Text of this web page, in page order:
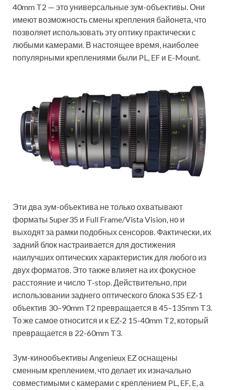
40mm T2 — это универсальные зум-объективы. Они
имеют возможность смены крепления байонета, что
позволяет использовать эту оптику практически с
любыми камерами. В настоящее время, наиболее
популярными креплениями были PL, EF и E-Mount.
Эти два зум-объектива не только охватывают
форматы Super35 и Full Frame/Vista Vision, но и
выходят за рамки подобных сенсоров. Фактически, их
задний блок настраивается для достижения
наилучших оптических характеристик для любого из
двух форматов. Это также влияет на их фокусное
расстояние и число T-stop. Действительно, при
использовании заднего оптического блока S35 EZ-1
объектив 30–90mm T2 превращается в 45–135mm T3.
То же самое относится и к EZ-2 15-40mm T2, который
превращается в 22-60mm T3.
Зум-кинообъективы Angenieux EZ оснащены
сменным креплением, что делает их изначально
совместимыми с камерами с креплением PL, EF, E, а